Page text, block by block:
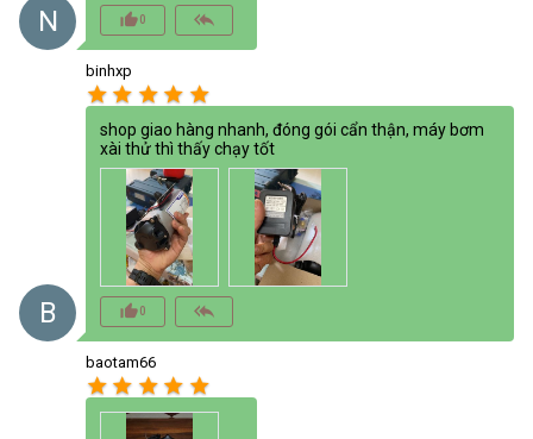
N thumb_up_alt0 reply_all
B
binhxp
star star star star star
shop giao hàng nhanh, đóng gói cẩn thận, máy bơm
xài thử thì thấy chạy tốt
thumb_up_alt0 reply_all
baotam66
star star star star star